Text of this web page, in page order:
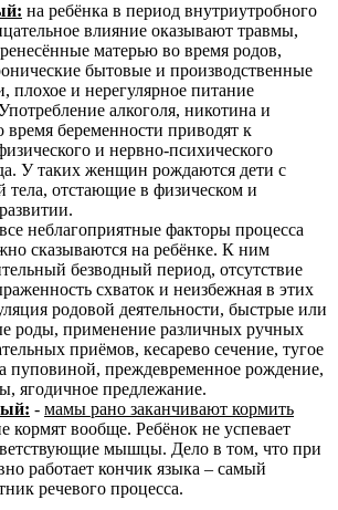
на ребёнка в период внутриутробного
влияние оказывают травмы,
матерью во время родов,
бытовые и производственные
плохое и нерегулярное питание
алкоголя, никотина и
время беременности приводят к
и нервно-психического
У таких женщин рождаются дети с
тела, отстающие в физическом и
все неблагоприятные факторы процесса
сказываются на ребёнке. К ним
безводный период, отсутствие
схваток и неизбежная в этих
родовой деятельности, быстрые или
роды, применение различных ручных
приёмов, кесарево сечение, тугое
пуповиной, преждевременное рождение,
ягодичное предлежание.
- мамы рано заканчивают кормить
кормят вообще. Ребёнок не успевает
мышцы. Дело в том, что при
работает кончик языка – самый
речевого процесса.